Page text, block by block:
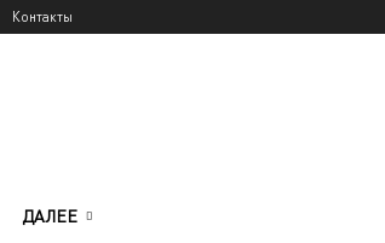
Контакты
ДАЛЕЕ